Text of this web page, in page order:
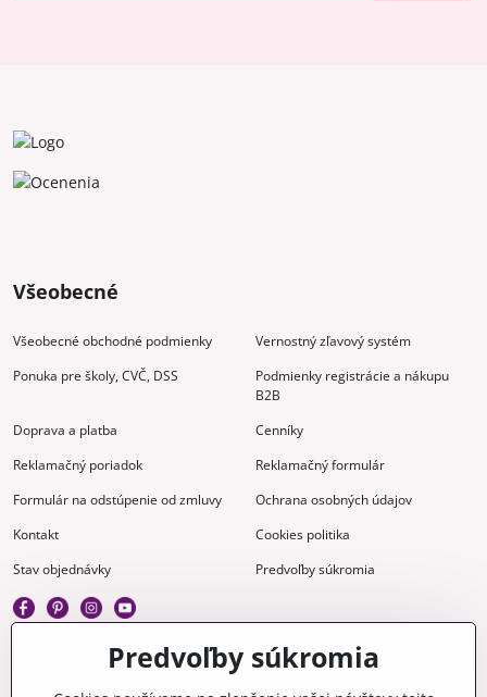
Všeobecné
Všeobecné obchodné podmienky
Vernostný zľavový systém
Ponuka pre školy, CVČ, DSS
Podmienky registrácie a nákupu
B2B
Doprava a platba
Cenníky
Reklamačný poriadok
Reklamačný formulár
Formulár na odstúpenie od zmluvy
Ochrana osobných údajov
Kontakt
Cookies politika
Stav objednávky
Predvoľby súkromia
Predvoľby súkromia